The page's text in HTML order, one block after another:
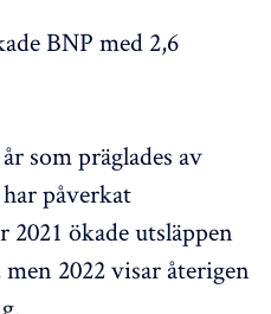
BNP med 2,6
som präglades av
påverkat
ökade utsläppen
2022 visar återigen